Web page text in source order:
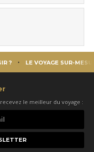
? LE VOYAGE SUR-
le meilleur du voyage :